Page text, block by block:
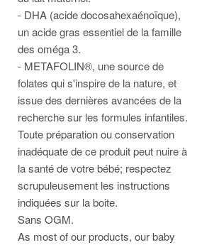
- DHA (acide docosahexaénoïque),
un acide gras essentiel de la famille
des oméga 3.
- METAFOLIN®, une source de
folates qui s'inspire de la nature, et
issue des dernières avancées de la
recherche sur les formules infantiles.
Toute préparation ou conservation
inadéquate de ce produit peut nuire à
la santé de votre bébé; respectez
scrupuleusement les instructions
indiquées sur la boite.
Sans OGM.
As most of our products, our baby